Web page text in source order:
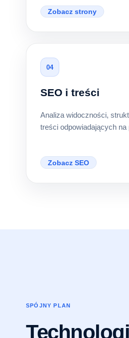
Zobacz strony
04
SEO i treści
Analiza widoczności,
treści odpowiadających
Zobacz SEO
SPÓJNY PLAN